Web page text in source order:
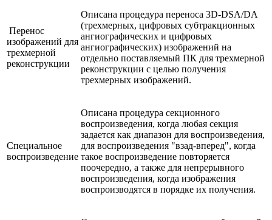
Перенос
изображений для
трехмерной
реконструкции
Описана процедура переноса 3D-DSA/DA
(трехмерных, цифровых субтракционных
ангиографических и цифровых
ангиографических) изображений на
отдельно поставляемый ПК для трехмерной
реконструкции с целью получения
трехмерных изображений.
Специальное
воспроизведение
Описана процедура секционного
воспроизведения, когда любая секция
задается как диапазон для воспроизведения,
для воспроизведения "взад-вперед", когда
такое воспроизведение повторяется
поочередно, а также для непрерывного
воспроизведения, когда изображения
воспроизводятся в порядке их получения.